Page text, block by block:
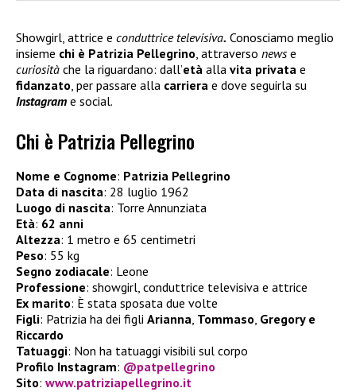
Showgirl, attrice e conduttrice televisiva. Conosciamo meglio
insieme chi è Patrizia Pellegrino, attraverso newse
curiosità che la riguardano: dall’età alla vita privata e
fidanzato, per passare alla carriera e dove seguirla su
Instagram e social.
Chi è Patrizia Pellegrino
Nome e Cognome: Patrizia Pellegrino
Data di nascita: 28 luglio 1962
Luogo di nascita: Torre Annunziata
Età: 62 anni
Altezza: 1 metro e 65 centimetri
Peso: 55 kg
Segno zodiacale: Leone
Professione: showgirl, conduttrice televisiva e attrice
Ex marito: È stata sposata due volte
Figli: Patrizia ha dei figli Arianna, Tommaso, Gregory e
Riccardo
Tatuaggi: Non ha tatuaggi visibili sul corpo
Profilo Instagram: @patpellegrino
Sito: www.patriziapellegrino.it